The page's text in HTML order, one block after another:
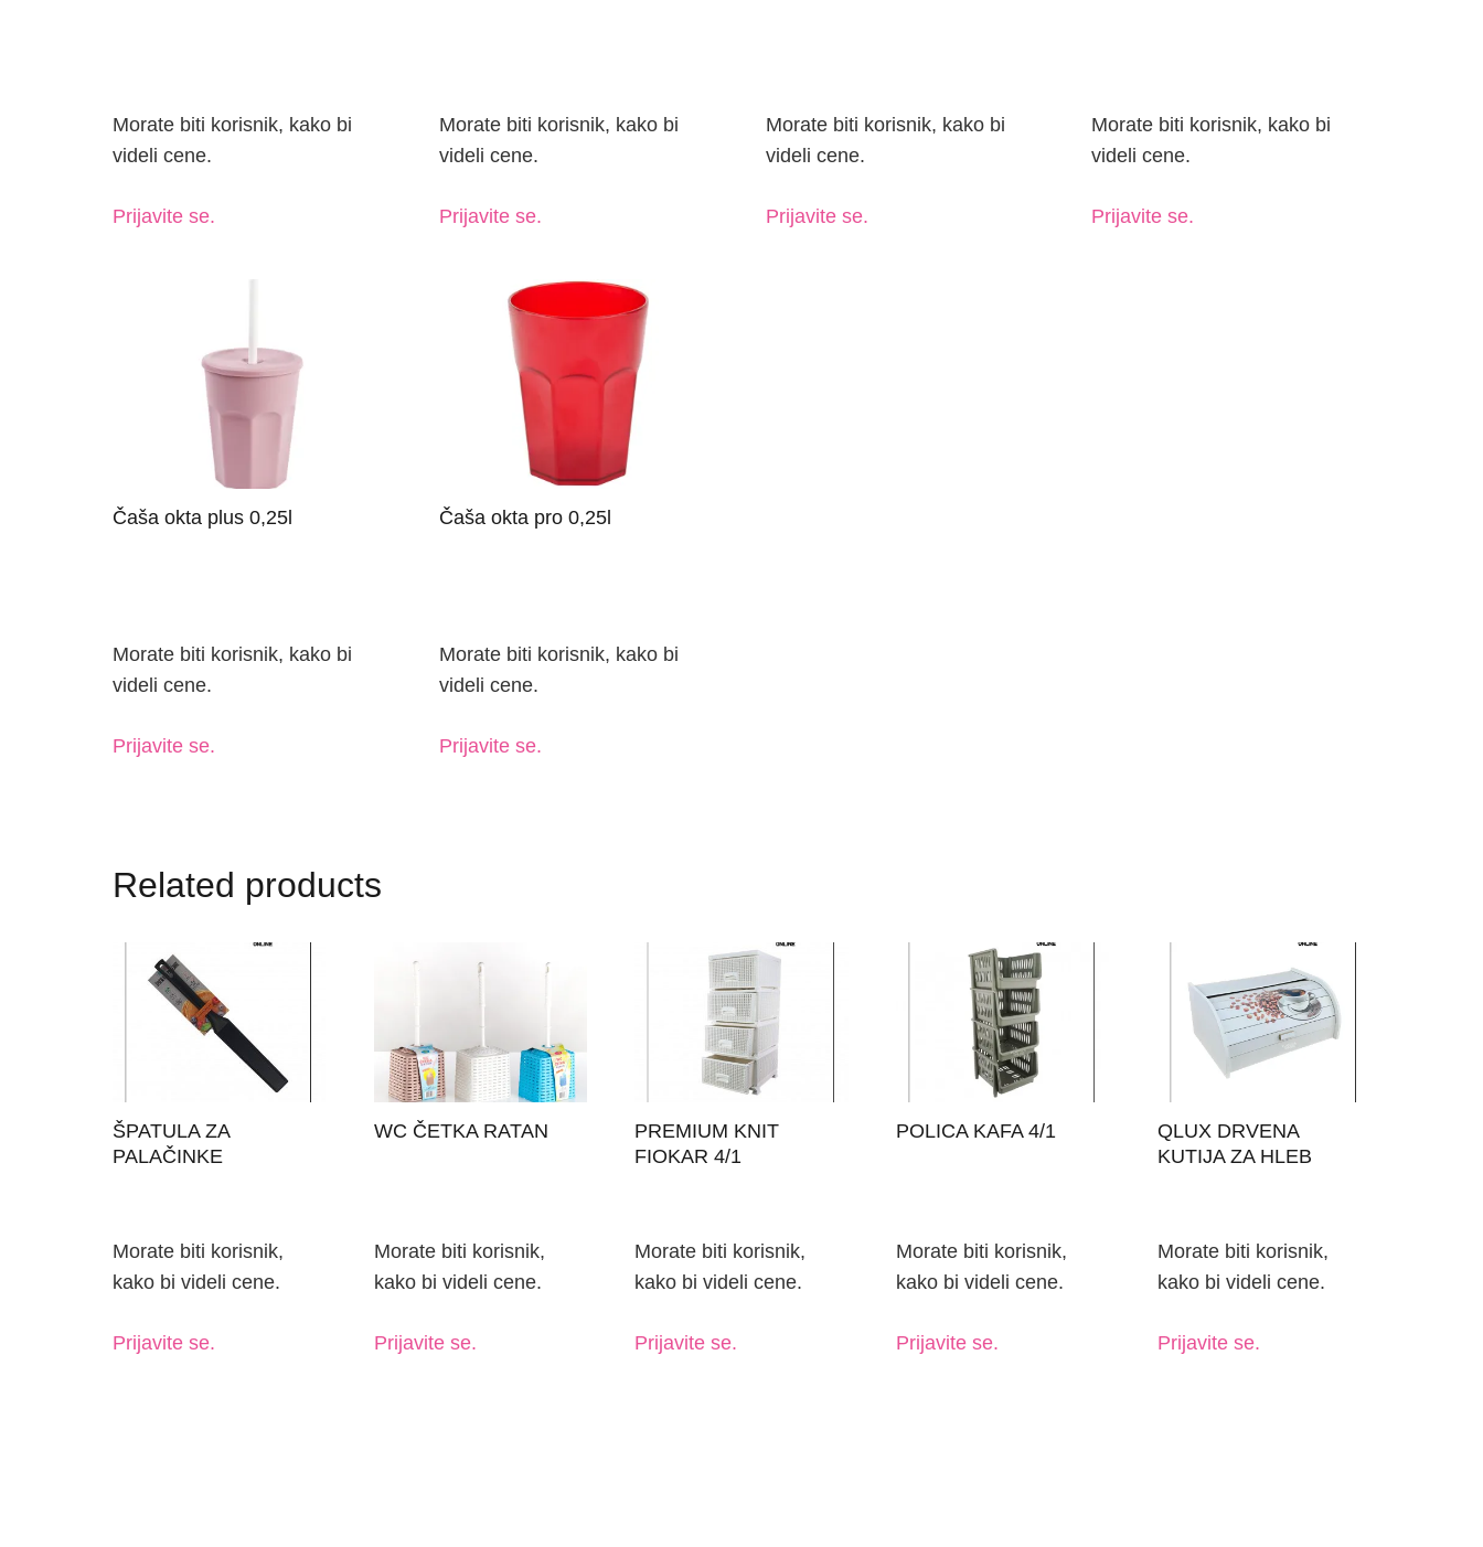
Prijavite se. Prijavite se. Prijavite se. Prijavite se.
Čaša okta plus 0,25l
Morate biti korisnik, kako bi
Čaša okta pro 0,25l
Morate biti korisnik, kako bi
Related products
ŠPATULA ZA
PALAČINKE
Morate biti korisnik,
kako bi videli cene.
Prijavite se.
Morate biti korisnik,
kako bi videli cene.
PREMIUM KNIT
FIOKAR 4/1
Morate biti korisnik,
kako bi videli cene.
Prijavite se.
POLICA KAFA 4/1
Morate biti korisnik,
kako bi videli cene.
QLUX DRVENA
KUTIJA ZA HLEB
Morate biti korisnik,
Prijavite se.